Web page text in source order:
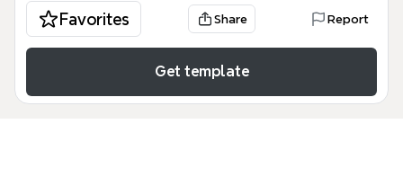
Favorites Share Report
Get template